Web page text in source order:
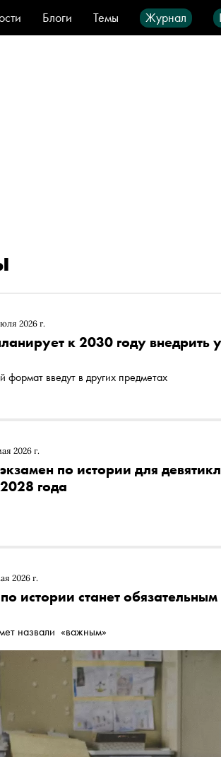
Блоги Темы Журнал
Стиль
Видео Город
2026 г.
к 2030 году внедрить
формат введут в других предметах
2026 г.
по истории для
года
2026 г.
истории станет
назвали «важным»